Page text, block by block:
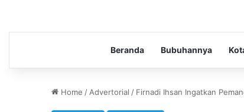
Beranda Bubuhannya
Home / Advertorial / Firnadi Ihsan Ingatkan